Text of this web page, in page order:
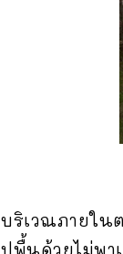
บริเวณภายใน
ปูพื้นด้วยไม่พา